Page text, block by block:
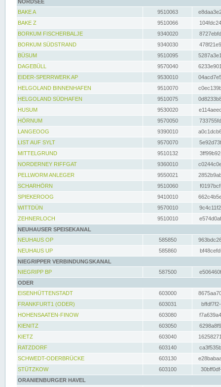
NORDSEE
BAKE A
9510063
BAKE Z
9510066
BORKUM FISCHERBALJE
9340020
BORKUM SÜDSTRAND
9340030
BÜSUM
9510095
DAGEBÜLL
9570040
EIDER-SPERRWERK AP
9530010
HELGOLAND BINNENHAFEN
9510070
HELGOLAND SÜDHAFEN
9510075
HUSUM
9530020
HÖRNUM
9570050
LANGEOOG
9390010
LIST AUF SYLT
9570070
MITTELGRUND
9510132
NORDERNEY RIFFGAT
9360010
PELLWORM ANLEGER
9550021
SCHARHÖRN
9510060
SPIEKEROOG
9410010
WITTDÜN
9570010
ZEHNERLOCH
9510010
NEUHAUSER SPEISEKANAL
NEUHAUS OP
585850
NEUHAUS UP
585860
NIEGRIPPER VERBINDUNGSKANAL
NIEGRIPP BP
587500
ODER
EISENHÜTTENSTADT
603000
FRANKFURT1 (ODER)
603031
HOHENSAATEN-FINOW
603080
KIENITZ
603050
KIETZ
603040
RATZDORF
603140
SCHWEDT-ODERBRÜCKE
603130
STÜTZKOW
603100
ORANIENBURGER HAVEL